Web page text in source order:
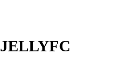
JELLYFC